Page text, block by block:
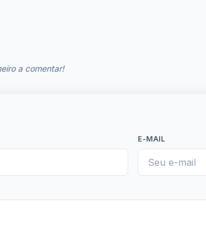
a comentar!
E-MAIL